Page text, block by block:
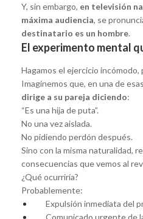
Y, sin embargo, en televisión
máxima audiencia, se
destinatario es un hombre.
El experimento mental
Hagamos el ejercicio incómodo,
Imaginemos que, en una de
dirige a su pareja diciendo:
“Es una hija de puta”.
No una vez aislada.
No pidiendo perdón después.
Sino con la misma naturalidad,
consecuencias que vemos al
¿Qué ocurriría?
Probablemente:
Expulsión inmediata del
Comunicado urgente de